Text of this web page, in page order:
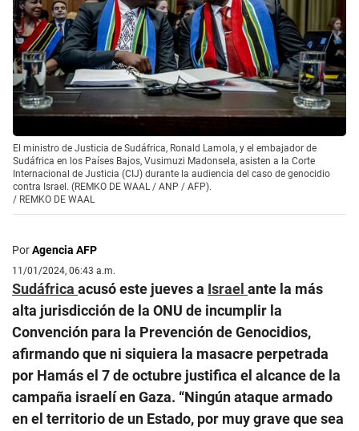
El ministro de Justicia de Sudáfrica, Ronald Lamola, y el embajador de
Sudáfrica en los Países Bajos, Vusimuzi Madonsela, asisten a la Corte
Internacional de Justicia (CIJ) durante la audiencia del caso de genocidio
contra Israel. (REMKO DE WAAL / ANP / AFP).
/ REMKO DE WAAL
PorAgencia AFP
11/01/2024, 06:43 a.m.
Sudáfrica acusó este jueves a Israel ante la más
alta jurisdicción de la ONU de incumplir la
Convención para la Prevención de Genocidios,
afirmando que ni siquiera la masacre perpetrada
por Hamás el 7 de octubre justifica el alcance de la
campaña israelí en Gaza. “Ningún ataque armado
en el territorio de un Estado, por muy grave que sea